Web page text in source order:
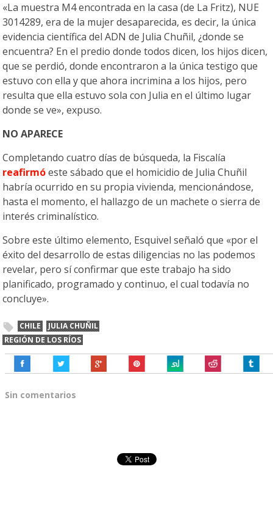
«La muestra M4 encontrada en la casa (de La Fritz), NUE
3014289, era de la mujer desaparecida, es decir, la única
evidencia científica del ADN de Julia Chuñil, ¿donde se
encuentra? En el predio donde todos dicen, los hijos dicen,
que se perdió, donde encontraron a la única testigo que
estuvo con ella y que ahora incrimina a los hijos, pero
resulta que ella estuvo sola con Julia en el último lugar
donde se ve», expuso.
NO APARECE
Completando cuatro días de búsqueda, la Fiscalía
reafirmóeste sábado que el homicidio de Julia Chuñil
habría ocurrido en su propia vivienda, mencionándose,
hasta el momento, el hallazgo de un machete o sierra de
interés criminalístico.
Sobre este último elemento, Esquivel señaló que «por el
éxito del desarrollo de estas diligencias no las podemos
revelar, pero sí confirmar que este trabajo ha sido
planificado, programado y continuo, el cual todavía no
concluye».
CHILE
JULIA CHUÑIL
REGIÓN DE LOS RÍOS
Sin comentarios